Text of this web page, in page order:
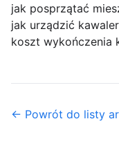
jak posprzątać
jak urządzić
koszt wykończenia
← Powrót do listy